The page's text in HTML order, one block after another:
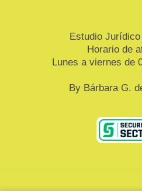
Estudio
Horario de
Lunes a viernes de
By Bárbara G.